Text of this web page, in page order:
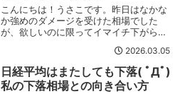
こんにちは！うさこです。昨日はなかな
か強めのダメージを受けた相場でした
が、欲しいのに限ってイマイチ下がらな
のに・・・もうリバウンド！( ﾟДﾟ)停戦
協議打診のニュースがきっかけになった
ようです。買い基準は...
2026.03.05
日経平均はまたしても下落( ﾟДﾟ)
私の下落相場との向き合い方